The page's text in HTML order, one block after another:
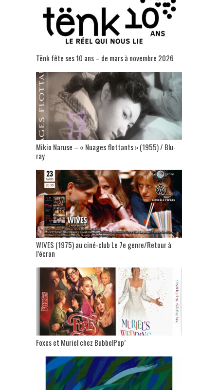
Tënk fête ses 10 ans – de mars à novembre 2026
Mikio Naruse – « Nuages flottants » (1955) / Blu-
ray
WIVES (1975) au ciné-club Le 7e genre/Retour à
l’écran
Foxes et Muriel chez BubbelPop’